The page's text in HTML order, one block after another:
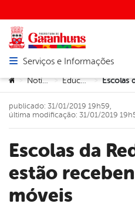
Abrir menu principal de
Serviços e Informações
Você está aqui:
> Notícias > Educação >
Escolas da Rede Municipal
estão
móveis
publicado: 31/01/2019 19h59,
última modificação: 31/01/2019